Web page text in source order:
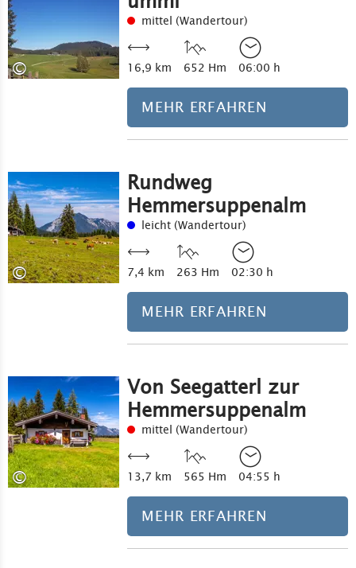
©
mittel (Wandertour)
16,9 km 652 Hm 06:00 h
MEHR ERFAHREN
©
Rundweg
Hemmersuppenalm
leicht (Wandertour)
7,4 km 263 Hm 02:30 h
MEHR ERFAHREN
©
Von Seegatterl zur
Hemmersuppenalm
mittel (Wandertour)
13,7 km 565 Hm 04:55 h
MEHR ERFAHREN